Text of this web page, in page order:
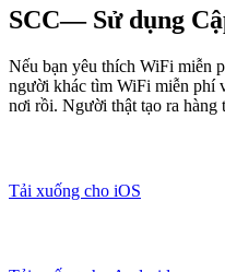
SCC— Sử dụng
Nếu bạn yêu thích WiFi miễn
người khác tìm WiFi miễn phí
nơi rồi. Người thật tạo ra hàng
Tải xuống cho iOS